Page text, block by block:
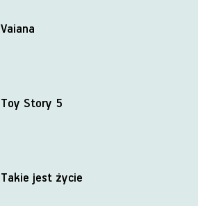
Vaiana
Toy Story 5
Takie jest życie